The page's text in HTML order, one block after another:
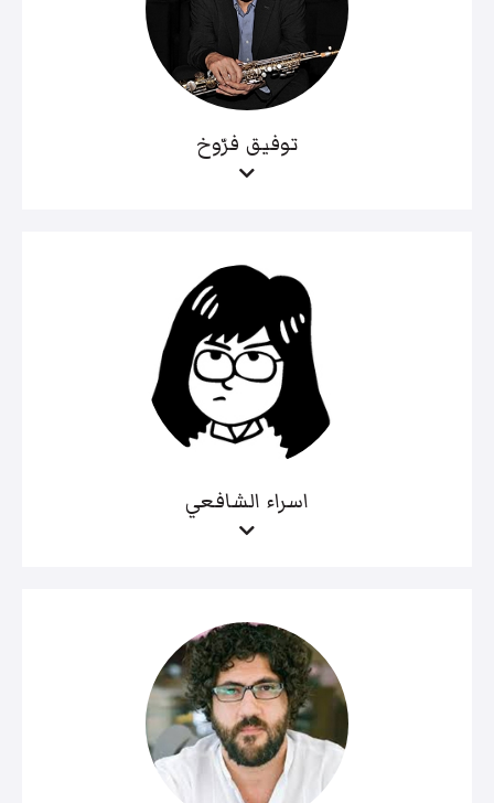
توفيق فرّوخ
اسراء الشافعي